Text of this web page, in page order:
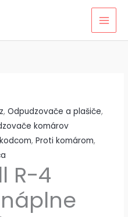
, Odpudzovače a plašiče,
komárov
, Proti komárom,
R-4